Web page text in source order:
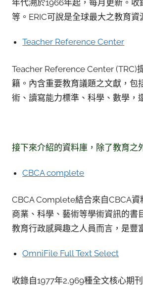
年代溯於1966年起，每月更新。
等。ERIC可說是全球最大之教育資
Teacher Reference Center
Teacher Reference Center (TRC)
籍。內含重要教育議題之文獻，包
術、讀寫能力標準、科學、數學，
接下來介紹的資料庫，除了教育之
CBCA complete
CBCA Complete結合來自CBCA
商業、科學、藝術等學術資訊的
教育行政感興趣之人員而言，是豐
OmniFile Full Text Select
收錄自1977年2,969種全文核心期